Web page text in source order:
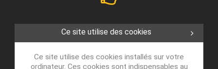
Ce site utilise des cookies
Ce site utilise des cookies installés sur votre
ordinateur. Ces cookies sont indispensables au